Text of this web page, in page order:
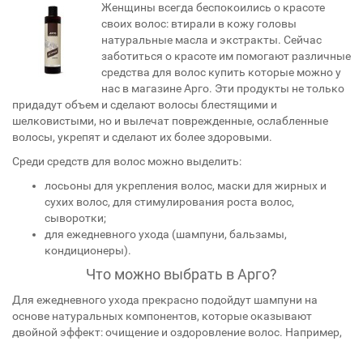
Женщины всегда беспокоились о красоте
своих волос: втирали в кожу головы
натуральные масла и экстракты. Сейчас
заботиться о красоте им помогают различные
средства для волос купить которые можно у
нас в магазине Арго. Эти продукты не только
придадут объем и сделают волосы блестящими и
шелковистыми, но и вылечат поврежденные, ослабленные
волосы, укрепят и сделают их более здоровыми.
Среди средств для волос можно выделить:
лосьоны для укрепления волос, маски для жирных и
сухих волос, для стимулирования роста волос,
сыворотки;
для ежедневного ухода (шампуни, бальзамы,
кондиционеры).
Что можно выбрать в Арго?
Для ежедневного ухода прекрасно подойдут шампуни на
основе натуральных компонентов, которые оказывают
двойной эффект: очищение и оздоровление волос. Например,